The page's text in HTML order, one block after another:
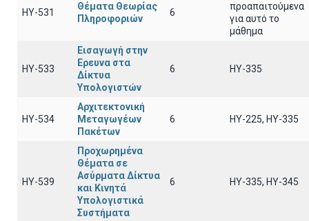
HY-531
Θέματα Θεωρίας
Πληροφοριών
6
προαπαιτούμενα
για αυτό το
μάθημα
ΗΥ-533
Εισαγωγή στην
Ερευνα στα
Δίκτυα
Υπολογιστών
6 HY-335
ΗΥ-534
Αρχιτεκτονική
Μεταγωγέων
Πακέτων
6 HY-225, HY-335
HY-539
Προχωρημένα
Θέματα σε
Ασύρματα Δίκτυα
και Κινητά
Υπολογιστικά
Συστήματα
6 HY-335, HY-345